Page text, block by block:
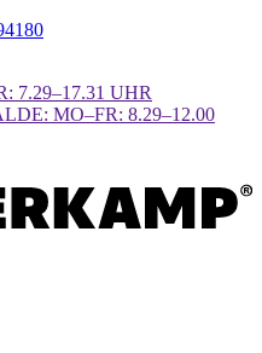
7.29–17.31 UHR
MO–FR: 8.29–12.00